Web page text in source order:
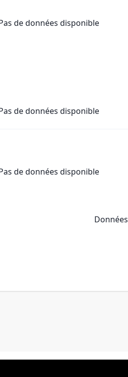
de données disponible
de données disponible
de données disponible
Données